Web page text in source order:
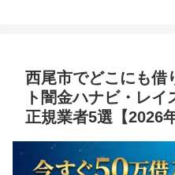
西尾市でどこにも借
ト闇金ハナビ・レ
正規業者5選【2026